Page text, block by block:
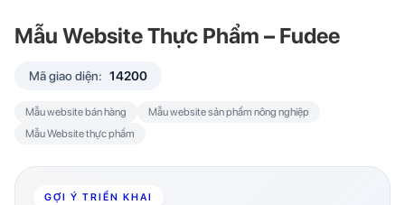
Mẫu Website Thực Phẩm – Fudee
Mã giao diện: 14200
Mẫu website bán hàng
Mẫu website sản phẩm nông nghiệp
Mẫu Website thực phẩm
GỢI Ý TRIỂN KHAI